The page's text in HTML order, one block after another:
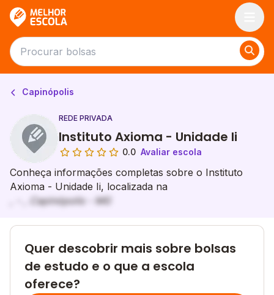
Capinópolis
REDE PRIVADA
Instituto Axioma - Unidade Ii
0.0 Avaliar escola
Conheça informações completas sobre o Instituto
Axioma - Unidade Ii, localizada na
, - , Capinópolis - MG
Quer descobrir mais sobre bolsas
de estudo e o que a escola
oferece?